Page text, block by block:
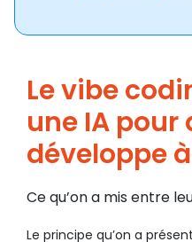
Le vibe
une IA pour
développe
Ce qu’on a mis entre
Le principe qu’on a